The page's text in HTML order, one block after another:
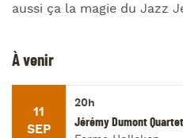
aussi ça la magie du Jazz
À venir
11
SEP
20h
Jérémy Dumont Quartet